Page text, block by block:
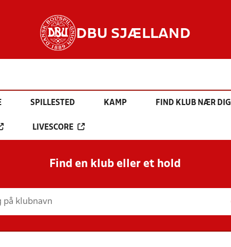
DBU SJÆLLAND
SPILLESTED KAMP FIND KLUB NÆR DIG
LIVESCORE
Find en klub eller et hold